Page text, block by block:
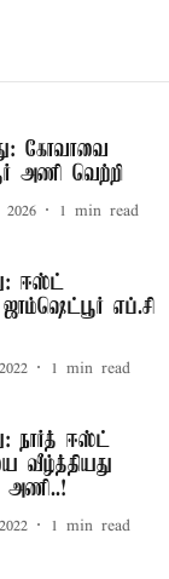
கோவாவை
அணி வெற்றி
1 min read
ஈஸ்ட்
எப்.சி
1 min read
நார்த் ஈஸ்ட்
வீழ்த்தியது
அணி..!
1 min read